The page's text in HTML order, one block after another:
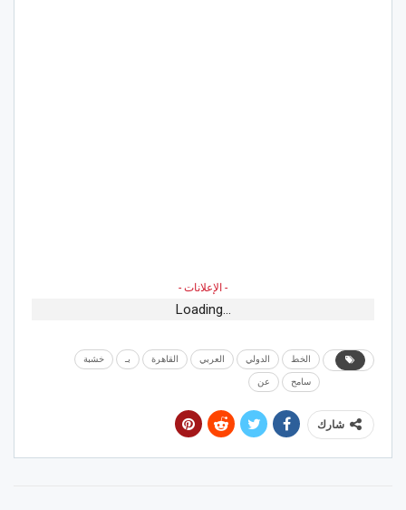
- الإعلانات -
Loading...
الخط الدولي العربي القاهرة بـ خشبة
سامح عن
شارك